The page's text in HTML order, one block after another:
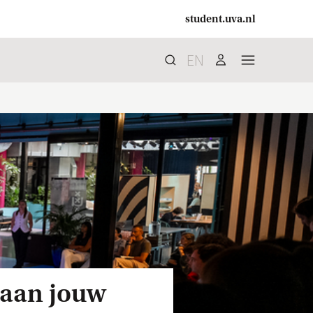
student.uva.nl
Zoeksearch
EN user menu
jouw